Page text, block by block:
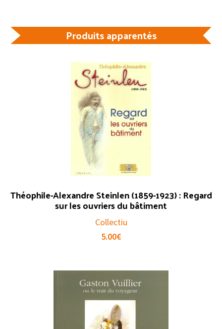
Produits apparentés
Théophile-Alexandre Steinlen (1859-1923) : Regard
sur les ouvriers du bâtiment
Collectiu
5.00€